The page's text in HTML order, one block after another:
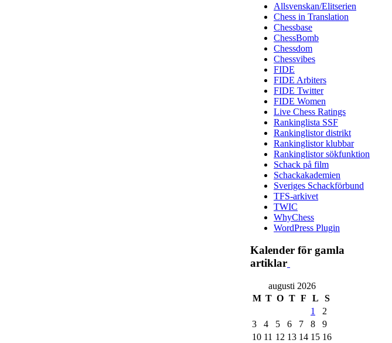
Allsvenskan/Elitserien
Chess in Translation
Chessbase
ChessBomb
Chessdom
Chessvibes
FIDE
FIDE Arbiters
FIDE Twitter
FIDE Women
Live Chess Ratings
Rankinglista SSF
Rankinglistor distrikt
Rankinglistor klubbar
Rankinglistor sökfunktion
Schack på film
Schackakademien
Sveriges Schackförbund
TFS-arkivet
TWIC
WhyChess
WordPress Plugin
Kalender för gamla
artiklar
augusti 2026
M T O T F L
S
1
2
3
4 5 6 7 8
9
10 11 12 13 14 15 16